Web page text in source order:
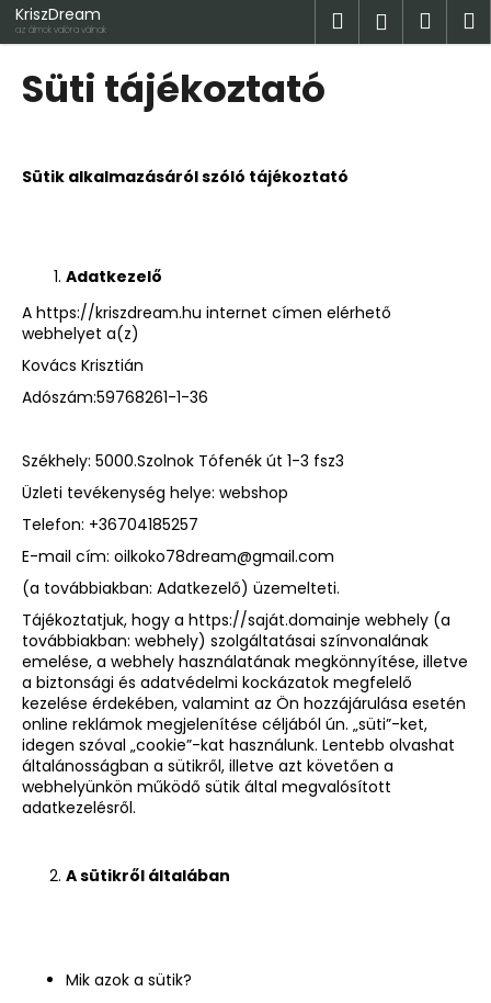
Ugrás
fő
tartalomhoz
KriszDream
az álmok valóra válnak Keresés
Süti tájékoztató
Sütik alkalmazásáról szóló tájékoztató
Adatkezelő
A https://kriszdream.hu internet címen elérhető
webhelyet a(z)
Kovács Krisztián
Adószám:59768261-1-36
Székhely: 5000.Szolnok Tófenék út 1-3 fsz3
Üzleti tevékenység helye: webshop
Telefon: +36704185257
E-mail cím: oilkoko78dream@gmail.com
(a továbbiakban: Adatkezelő) üzemelteti.
Tájékoztatjuk, hogy a https://saját.domainje webhely (a
továbbiakban: webhely) szolgáltatásai színvonalának
emelése, a webhely használatának megkönnyítése, illetve
a biztonsági és adatvédelmi kockázatok megfelelő
kezelése érdekében, valamint az Ön hozzájárulása esetén
online reklámok megjelenítése céljából ún. „süti”-ket,
idegen szóval „cookie”-kat használunk. Lentebb olvashat
általánosságban a sütikről, illetve azt követően a
webhelyünkön működő sütik által megvalósított
adatkezelésről.
A sütikről általában
Mik azok a sütik?
K
o
t
s
?
KERESÉS
A
j
á
n
l
j
u
k
MACSKA
HÁZIREND